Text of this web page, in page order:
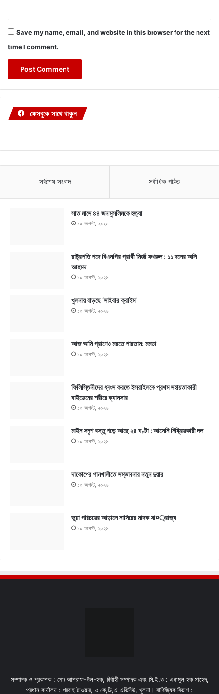
Save my name, email, and website in this browser for the next
time I comment.
ফেসবুকে সাথে থাকুন
সর্বশেষ সংবাদ সর্বাধিক পঠিত
সাত মাসে ৪৪ জন মুসলিমকে হত্যা
১০ আগস্ট, ২০২৬
রাষ্ট্রপতি পদে বিএনপির প্রার্থী মির্জা ফখরুল : ১১ দলের অলি
আহমদ
১০ আগস্ট, ২০২৬
খুলনায় বাড়ছে ‘সাইবার ক্রাইম’
১০ আগস্ট, ২০২৬
আজ আমি প্রাণেও মরতে পারতাম: মমতা
১০ আগস্ট, ২০২৬
ফিলিস্তিনীদের ধ্বংস করতে ইসরাইলকে প্রথম সহায়তাকারী
বাইডেনের শরীরে ক্যানসার
১০ আগস্ট, ২০২৬
মাইন সদৃশ বস্তু পড়ে আছে ২৪ ঘণ্টা : আসেনি নিষ্ক্রিয়কারী দল
১০ আগস্ট, ২০২৬
দাকোপের পানখালীতে সম্ভাবনার নতুন দুয়ার
১০ আগস্ট, ২০২৬
ভুয়া পরিচয়ের আড়ালে নাসিরের মাদক সা¤্রাজ্য
১০ আগস্ট, ২০২৬
সম্পাদক ও প্রকাশক : মোঃ আশরাফ-উল-হক, নির্বাহী সম্পাদক এবং সি.ই.ও : এনামুল হক সাহেদ,
প্রধান কার্যালয় : প্রবাহ টাওয়ার, ৩ কে,ডি,এ এভিনিউ, খুলনা। বাণিজ্যিক বিভাগ :